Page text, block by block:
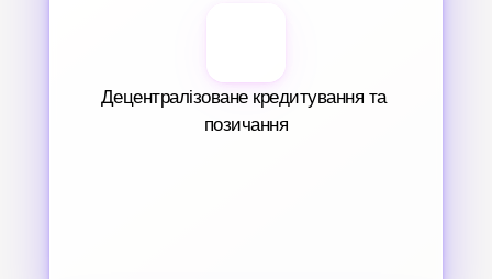
Децентралізоване кредитування та
позичання